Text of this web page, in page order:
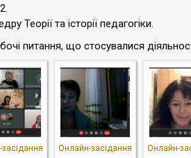
Теорії та історії педагогіки.
питання, що стосувалися
Онлайн-засідання
Онлайн-